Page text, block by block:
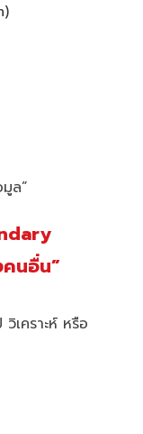
ล”
นอื่น”
เคราะห์ หรือ